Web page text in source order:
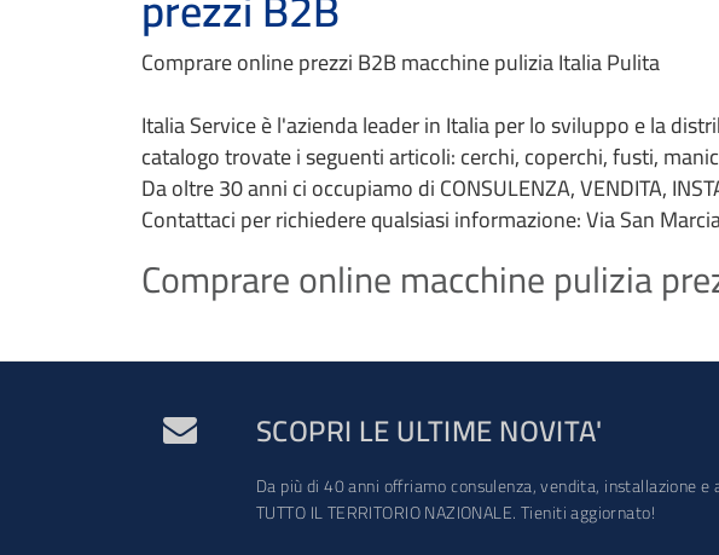
Comprare online prezzi B2B macchine pulizia Italia Pulita
Italia Service è l'azienda leader in Italia per lo sviluppo e la
catalogo trovate i seguenti articoli: cerchi, coperchi, fusti,
Da oltre 30 anni ci occupiamo di CONSULENZA, VENDITA,
Contattaci per richiedere qualsiasi informazione: Via San
Comprare online macchine pulizia
SCOPRI LE ULTIME NOVITA'
Da più di 40 anni offriamo consulenza, vendita, installazione e
TUTTO IL TERRITORIO NAZIONALE. Tieniti aggiornato!